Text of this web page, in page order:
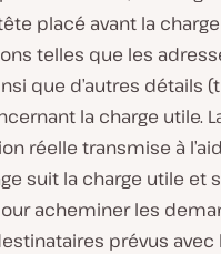
tête placé avant la
telles que les
que d’autres détails
la charge utile.
réelle transmise à
suit la charge utile et
acheminer les
prévus avec